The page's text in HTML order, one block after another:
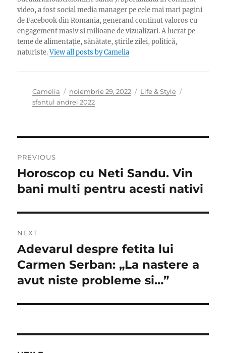
video, a fost social media manager pe cele mai mari pagini
de Facebook din Romania, generand continut valoros cu
engagement masiv si milioane de vizualizari. A lucrat pe
teme de alimentație, sănătate, știrile zilei, politică,
naturiste.View all posts by Camelia
Author
Camelia
Posted
on
noiembrie 29, 2022 Categories
Life & Style
sfantul andrei 2022
în
articole
PREVIOUS
Previous
post:
Horoscop cu Neti Sandu. Vin
bani multi pentru acesti nativi
NEXT
Next
post:
Adevarul despre fetita lui
Carmen Serban: „La nastere a
avut niste probleme si…”